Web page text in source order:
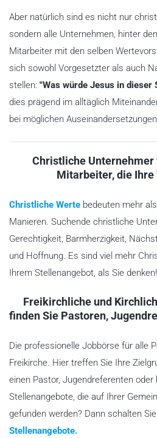
Aber natürlich sind es nicht nur
sondern alle Unternehmen, hinter
Mitarbeiter mit den selben
sich sowohl Vorgesetzter als auch
stellen: "Was würde Jesus in dieser
dies prägend im alltäglich
bei möglichen
Christliche
Mitarbeiter, die
Christliche Werte bedeuten mehr
Manieren. Suchende christliche
Gerechtigkeit, Barmherzigkeit,
und Hoffnung. Es sind viel mehr
Ihrem Stellenangebot, als Sie denken!
Freikirchliche und
finden Sie Pastoren,
Die professionelle Jobbörse für alle
Freikirche. Hier treffen Sie Ihre
einen Pastor, Jugendreferenten
Stellenangebote, die auf Ihrer
gefunden werden? Dann schalten Sie
Stellenangebote.